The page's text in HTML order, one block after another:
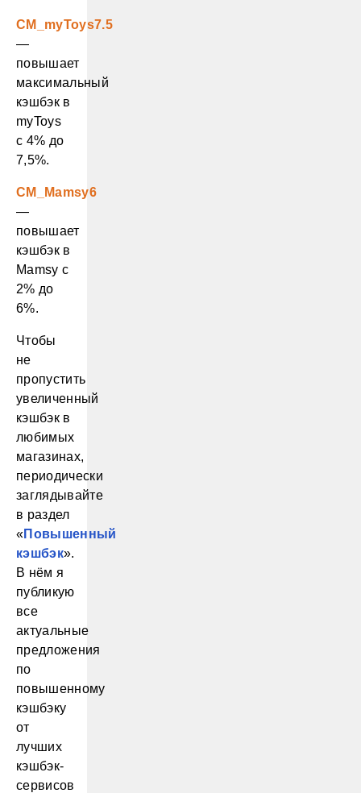
CM_myToys7.5
—
повышает
максимальный
кэшбэк в
myToys
с 4% до
7,5%.
CM_Mamsy6
—
повышает
кэшбэк в
Mamsy с
2% до
6%.
Чтобы
не
пропустить
увеличенный
кэшбэк в
любимых
магазинах,
периодически
заглядывайте
в раздел
«Повышенный
кэшбэк».
В нём я
публикую
все
актуальные
предложения
по
повышенному
кэшбэку
от
лучших
кэшбэк-
сервисов